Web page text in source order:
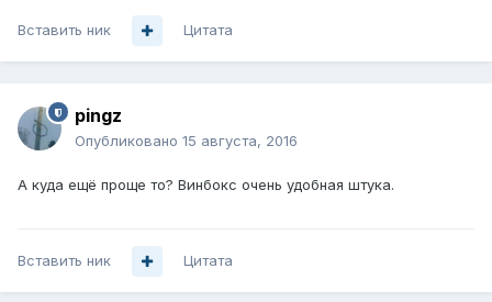
Вставить ник Цитата
pingz
Опубликовано 15 августа, 2016
А куда ещё проще то? Винбокс очень удобная штука.
Вставить ник Цитата